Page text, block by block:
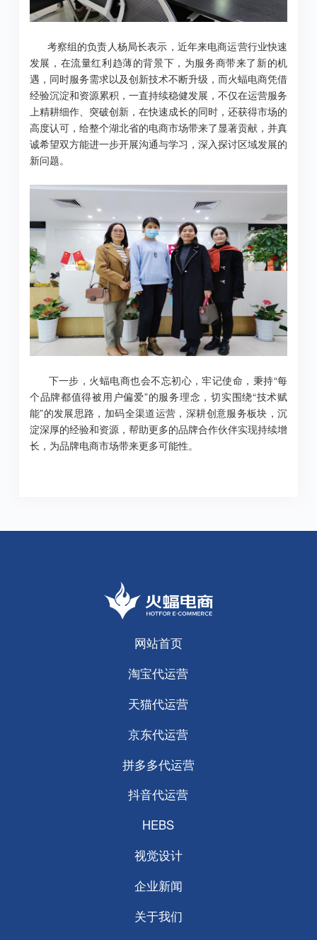
考察组的负责人杨局长表示，近年来电商运营行业快速
发展，在流量红利趋薄的背景下，为服务商带来了新的机
遇，同时服务需求以及创新技术不断升级，而火蝠电商凭借
经验沉淀和资源累积，一直持续稳健发展，不仅在运营服务
上精耕细作、突破创新，在快速成长的同时，还获得市场的
高度认可，给整个湖北省的电商市场带来了显著贡献，并真
诚希望双方能进一步开展沟通与学习，深入探讨区域发展的
新问题。
下一步，火蝠电商也会不忘初心，牢记使命，秉持“每
个品牌都值得被用户偏爱”的服务理念，切实围绕“技术赋
能”的发展思路，加码全渠道运营，深耕创意服务板块，沉
淀深厚的经验和资源，帮助更多的品牌合作伙伴实现持续增
长，为品牌电商市场带来更多可能性。
网站首页
淘宝代运营
天猫代运营
京东代运营
拼多多代运营
抖音代运营
HEBS
视觉设计
企业新闻
关于我们